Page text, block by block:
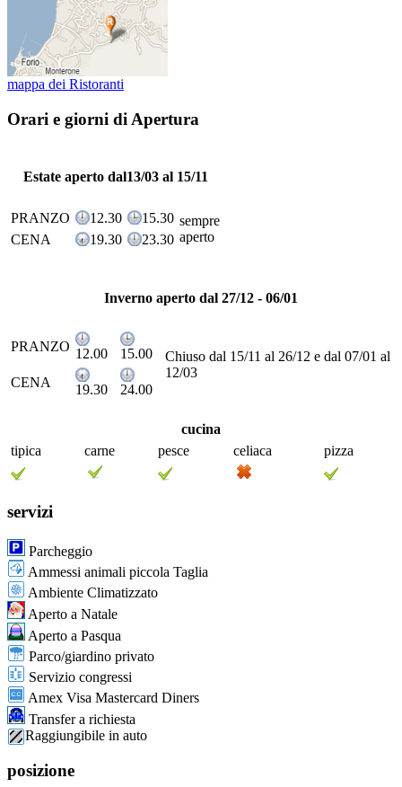
mappa dei Ristoranti
Orari e giorni di Apertura
Estate aperto dal13/03 al 15/11
PRANZO 12.30 15.30 sempre
aperto
CENA 19.30 23.30
Inverno aperto dal 27/12 - 06/01
PRANZO 12.00 15.00
Chiuso dal 15/11 al 26/12 e dal 07/01 al
12/03
CENA 19.30 24.00
cucina
tipica
carne pesce celiaca pizza
servizi
Parcheggio
Ammessi animali piccola Taglia
Ambiente Climatizzato
Aperto a Natale
Aperto a Pasqua
Parco/giardino privato
Servizio congressi
Amex Visa Mastercard Diners
Transfer a richiesta
Raggiungibile in auto
posizione